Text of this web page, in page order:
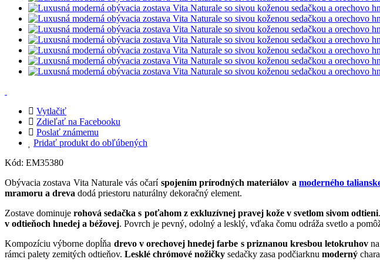
Vytlačiť
Zdieľať na Facebooku
Poslať známemu
Pridať produkt do obľúbených
Kód: EM35380
Obývacia zostava Vita Naturale vás očarí spojením prírodných materiálov a moderného
mramoru a dreva dodá priestoru naturálny dekoračný element.
Zostave dominujerohová sedačka s poťahom z exkluzívnej pravej kože v svetlom sivom odtieni
v odtieňoch hnedej a béžovej. Povrch je pevný, odolný a lesklý, vďaka čomu odráža svetlo a
Kompozíciu výborne dopĺňa drevo v orechovej hnedej farbe s priznanou kresbou letokruhov
rámci palety zemitých odtieňov. Lesklé chrómové nožičky sedačky zasa podčiarknu moderný